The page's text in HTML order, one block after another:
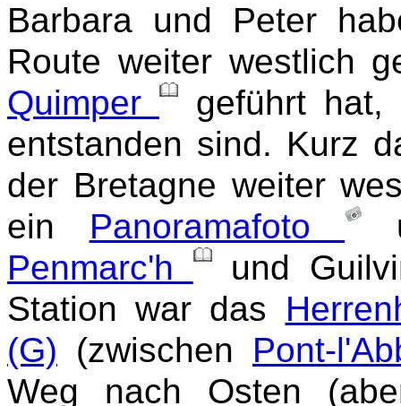
Barbara und Peter
Route weiter westlich
Quimper
geführt
entstanden sind. Kurz
der Bretagne weiter
ein Panoramafoto
Penmarc'h
und
Station war das
(G) (zwischen Pont-
Weg nach Osten